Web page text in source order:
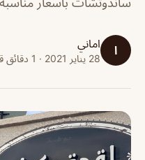
ا اماني
28 يناير 2021 · 1 دقائق قراءة